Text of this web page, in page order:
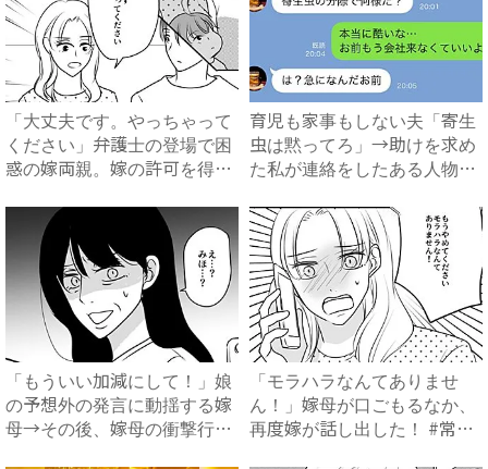
「大丈夫です。やっちゃって
ください」弁護士の登場で困
惑の嫁両親。嫁の許可を得た
育児も家事もしない夫「寄生
虫は黙ってろ」→助けを求め
た私が連絡をしたある人物と
「もういい加減にして！」娘
の予想外の発言に動揺する嫁
母→その後、嫁母の衝撃行動
「モラハラなんてありませ
ん！」嫁母が口ごもるなか、
再度嫁が話し出した！ #常識